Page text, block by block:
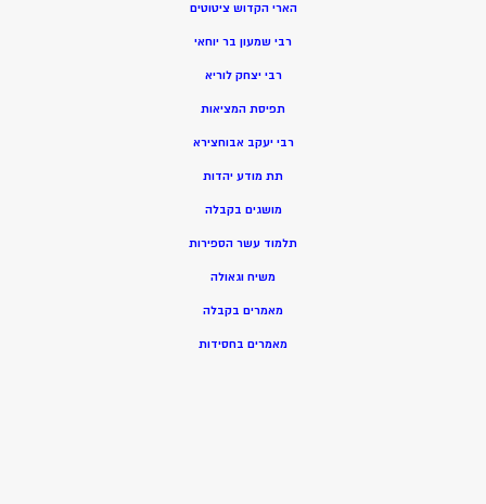
הארי הקדוש ציטוטים
רבי שמעון בר יוחאי
רבי יצחק לוריא
תפיסת המציאות
רבי יעקב אבוחצירא
תת מודע יהדות
מושגים בקבלה
תלמוד עשר הספירות
משיח וגאולה
מאמרים בקבלה
מאמרים בחסידות